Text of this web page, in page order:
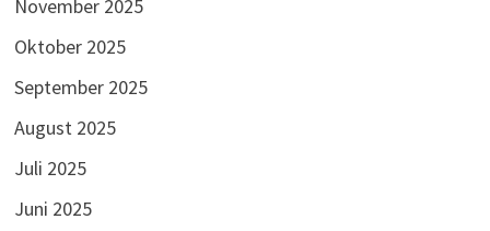
November 2025
Oktober 2025
September 2025
August 2025
Juli 2025
Juni 2025